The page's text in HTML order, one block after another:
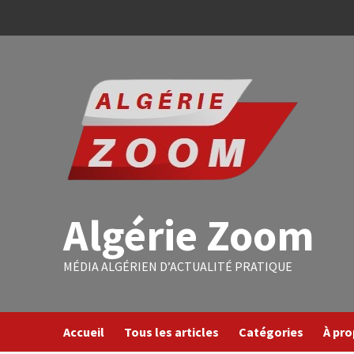
Algérie Zoom
MÉDIA ALGÉRIEN D’ACTUALITÉ PRATIQUE
Accueil Tous les articles Catégories À